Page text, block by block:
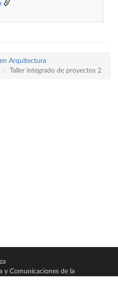
Arquitectura
Taller integrado de proyectos 2
Comunicaciones de la